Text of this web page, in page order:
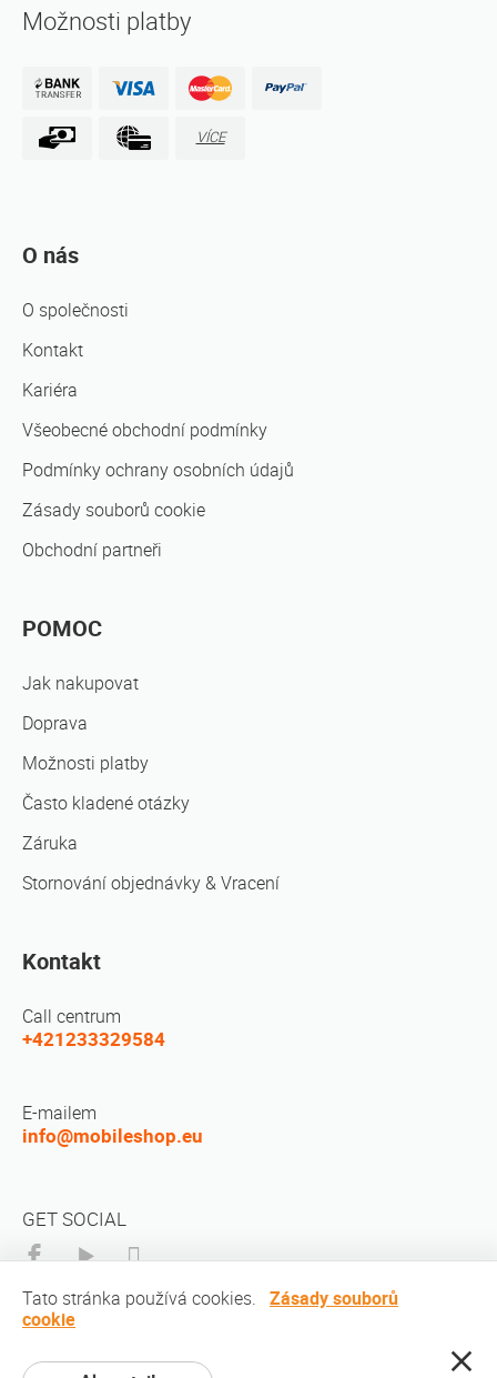
Možnosti platby
VÍCE
O nás
O společnosti
Kontakt
Kariéra
Všeobecné obchodní podmínky
Podmínky ochrany osobních údajů
Zásady souborů cookie
Obchodní partneři
POMOC
Jak nakupovat
Doprava
Možnosti platby
Často kladené otázky
Záruka
Stornování objednávky & Vracení
Kontakt
Call centrum
+421233329584
E-mailem
info@mobileshop.eu
GET SOCIAL
Tato stránka používá cookies. Zásady souborů
cookie